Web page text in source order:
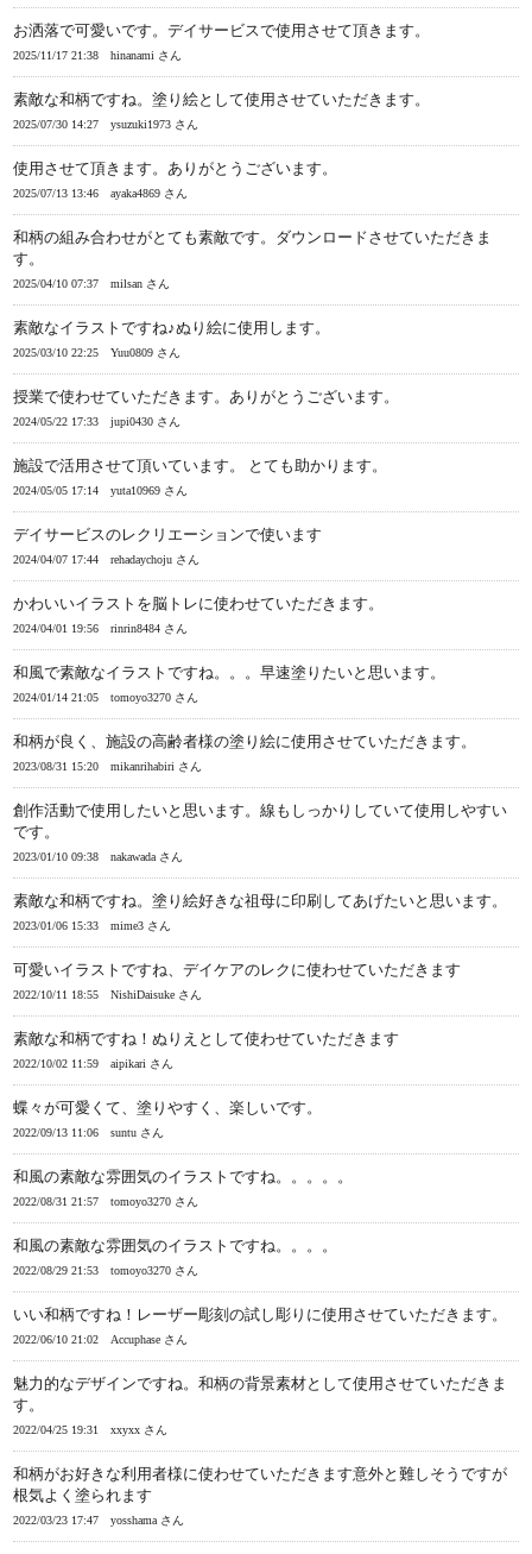
お洒落で可愛いです。デイサービスで使用させて頂きます。
2025/11/17 21:38 hinanami さん
素敵な和柄ですね。塗り絵として使用させていただきます。
2025/07/30 14:27 ysuzuki1973 さん
使用させて頂きます。ありがとうございます。
2025/07/13 13:46 ayaka4869 さん
和柄の組み合わせがとても素敵です。ダウンロードさせていただきま
す。
2025/04/10 07:37 milsan さん
素敵なイラストですね♪ぬり絵に使用します。
2025/03/10 22:25 Yuu0809 さん
授業で使わせていただきます。ありがとうございます。
2024/05/22 17:33 jupi0430 さん
施設で活用させて頂いています。 とても助かります。
2024/05/05 17:14 yuta10969 さん
デイサービスのレクリエーションで使います
2024/04/07 17:44 rehadaychoju さん
かわいいイラストを脳トレに使わせていただきます。
2024/04/01 19:56 rinrin8484 さん
和風で素敵なイラストですね。。。早速塗りたいと思います。
2024/01/14 21:05 tomoyo3270 さん
和柄が良く、施設の高齢者様の塗り絵に使用させていただきます。
2023/08/31 15:20 mikanrihabiri さん
創作活動で使用したいと思います。線もしっかりしていて使用しやすい
です。
2023/01/10 09:38 nakawada さん
素敵な和柄ですね。塗り絵好きな祖母に印刷してあげたいと思います。
2023/01/06 15:33 mime3 さん
可愛いイラストですね、デイケアのレクに使わせていただきます
2022/10/11 18:55 NishiDaisuke さん
素敵な和柄ですね！ぬりえとして使わせていただきます
2022/10/02 11:59 aipikari さん
蝶々が可愛くて、塗りやすく、楽しいです。
2022/09/13 11:06 suntu さん
和風の素敵な雰囲気のイラストですね。。。。。
2022/08/31 21:57 tomoyo3270 さん
和風の素敵な雰囲気のイラストですね。。。。
2022/08/29 21:53 tomoyo3270 さん
いい和柄ですね！レーザー彫刻の試し彫りに使用させていただきます。
2022/06/10 21:02 Accuphase さん
魅力的なデザインですね。和柄の背景素材として使用させていただきま
す。
2022/04/25 19:31 xxyxx さん
和柄がお好きな利用者様に使わせていただきます意外と難しそうですが
根気よく塗られます
2022/03/23 17:47 yosshama さん